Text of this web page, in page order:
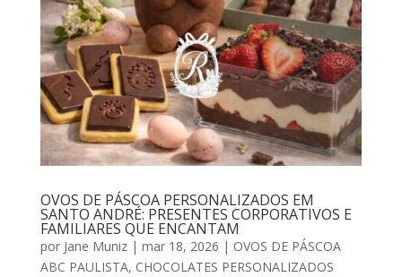
OVOS DE PÁSCOA PERSONALIZADOS EM
SANTO ANDRÉ: PRESENTES CORPORATIVOS E
FAMILIARES QUE ENCANTAM
por Jane Muniz| mar 18, 2026 | OVOS DE PÁSCOA
ABC PAULISTA, CHOCOLATES PERSONALIZADOS